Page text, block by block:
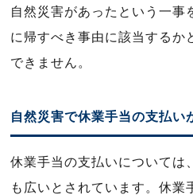
自然災害があったという一事
に帰すべき事由に該当するか
できません。
自然災害で休業手当の支払い
休業手当の支払いについては
も広いとされています。休業